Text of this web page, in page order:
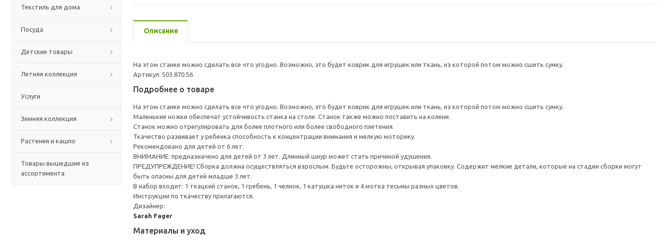
Текстиль для дома
Посуда
Детские товары
Летняя коллекция
Услуги
Зимняя коллекция
Растения и кашпо
Товары вышедшие из
ассортимента
Описание
На этом станке можно сделать все что угодно. Возможно, это будет коврик для игрушек или ткань, из которой потом можно сшить сумку.
Артикул: 503.870.56
Подробнее о товаре
На этом станке можно сделать все что угодно. Возможно, это будет коврик для игрушек или ткань, из которой потом можно сшить сумку.
Маленькие ножки обеспечат устойчивость станка на столе. Станок также можно поставить на колени.
Станок можно отрегулировать для более плотного или более свободного плетения.
Ткачество развивает у ребенка способность к концентрации внимания и мелкую моторику.
Рекомендовано для детей от 6 лет.
ВНИМАНИЕ: предназначено для детей от 3 лет. Длинный шнур может стать причиной удушения.
ПРЕДУПРЕЖДЕНИЕ! Сборка должна осуществляться взрослым. Будьте осторожны, открывая упаковку. Содержит мелкие детали, которые на стадии сборки могут
быть опасны для детей младше 3 лет.
В набор входит: 1 ткацкий станок, 1 гребень, 1 челнок, 1 катушка ниток и 4 мотка тесьмы разных цветов.
Инструкции по ткачеству прилагаются.
Дизайнер:
Sarah Fager
Материалы и уход